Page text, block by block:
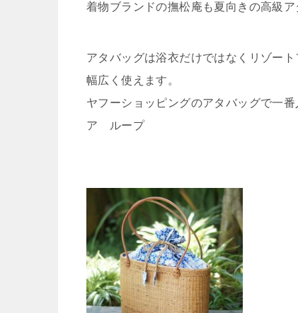
着物ブランドの撫松庵も夏向きの高級ア
アタバッグは浴衣だけではなくリゾー
幅広く使えます。
ヤフーショッピングのアタバッグで一
ア ループ